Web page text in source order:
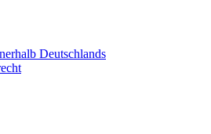
Deutschlands